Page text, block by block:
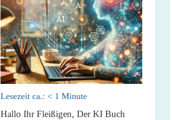
Lesezeit ca.: < 1 Minute
Hallo Ihr Fleißigen, Der KI Buch